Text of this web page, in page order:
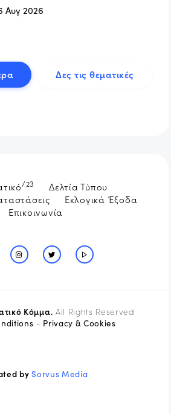
Αυγ 2026
Δες τις θεματικές
/23
Δελτία Τύπου
Εκλογικά Έξοδα
Επικοινωνία
Κόμμα. All Rights Reserved
- Privacy & Cookies
bySorvus Media